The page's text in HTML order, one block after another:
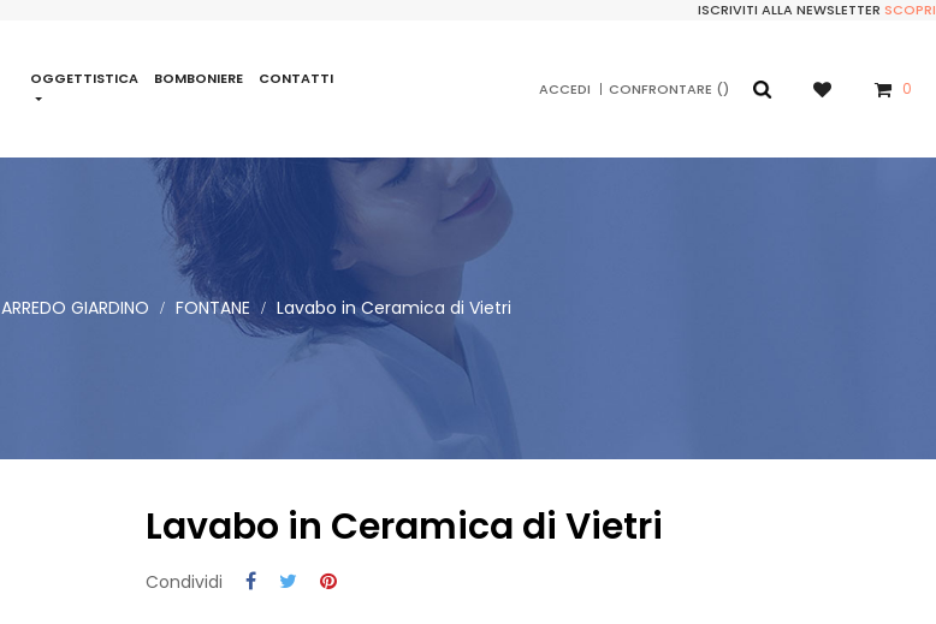
ISCRIVITI ALLA NEWSLETTER SCOPRI
OGGETTISTICA BOMBONIERE CONTATTI
ACCEDI CONFRONTARE 0
ARREDO GIARDINO FONTANE Lavabo in Ceramica di Vietri
Lavabo in Ceramica di Vietri
Condividi